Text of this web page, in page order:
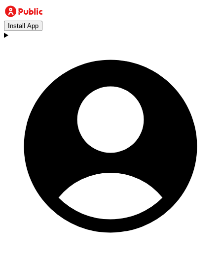
Install App